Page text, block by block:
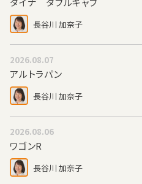
長谷川 加奈子
2026.08.07
アルトラパン
長谷川 加奈子
2026.08.06
ワゴンR
長谷川 加奈子